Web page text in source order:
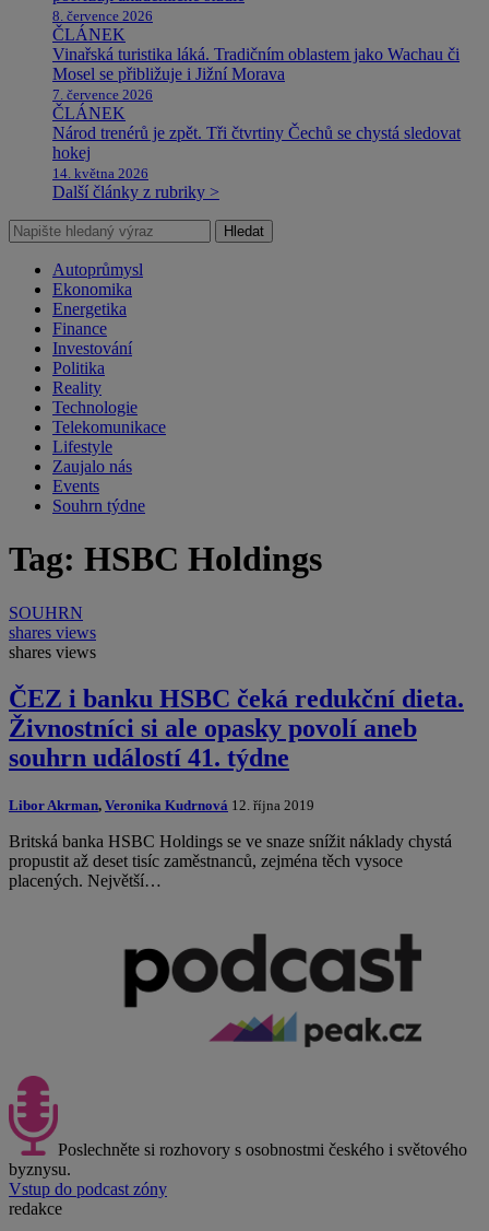
8. července 2026
ČLÁNEK
Vinařská turistika láká. Tradičním oblastem jako Wachau či
Mosel se přibližuje i Jižní Morava
7. července 2026
ČLÁNEK
Národ trenérů je zpět. Tři čtvrtiny Čechů se chystá sledovat
hokej
14. května 2026
Další články z rubriky >
Hledat
Autoprůmysl
Ekonomika
Energetika
Finance
Investování
Politika
Reality
Technologie
Telekomunikace
Lifestyle
Zaujalo nás
Events
Souhrn týdne
Tag: HSBC Holdings
SOUHRN
shares views
shares views
ČEZ i banku HSBC čeká redukční dieta.
Živnostníci si ale opasky povolí aneb
souhrn událostí 41. týdne
Libor Akrman, Veronika Kudrnová 12. října 2019
Britská banka HSBC Holdings se ve snaze snížit náklady chystá
propustit až deset tisíc zaměstnanců, zejména těch vysoce
placených. Největší…
Poslechněte si rozhovory s osobnostmi českého i světového
byznysu.
Vstup do podcast zóny
redakce